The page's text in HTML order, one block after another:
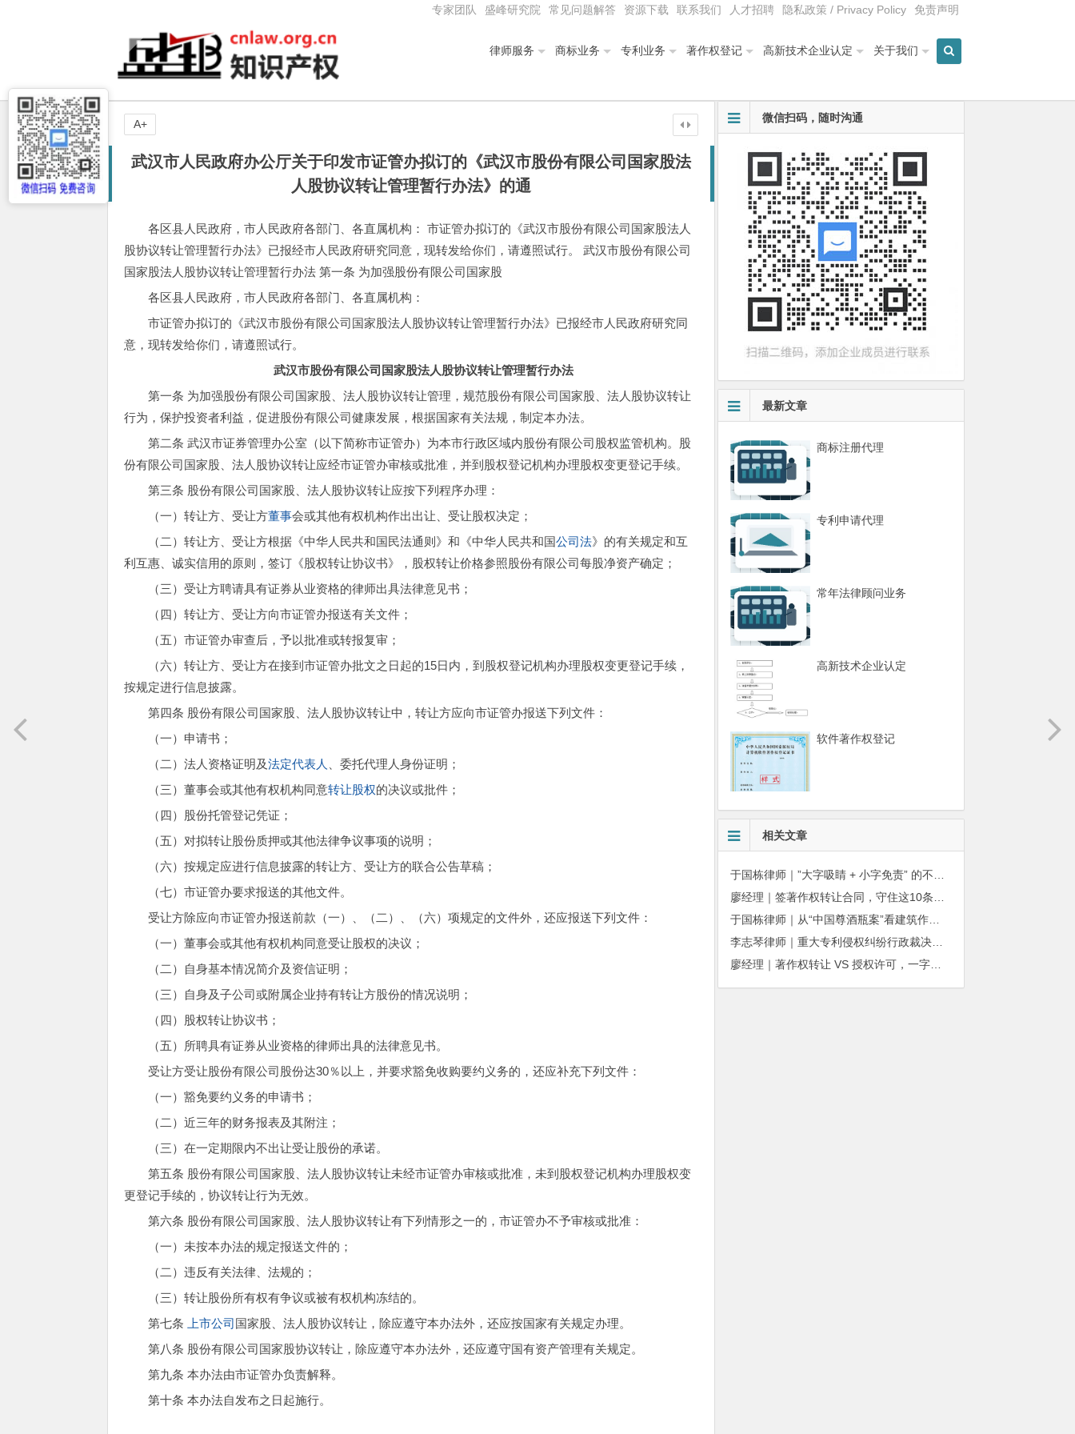
专家团队 盛峰研究院 常见问题解答 资源下载 联系我们 人才招聘 隐私政策 / Privacy Policy 免责声明
律师服务 商标业务 专利业务 著作权登记 高新技术企业认定 关于我们
武汉市人民政府办公厅关于印发市证管办拟订的《武汉市股份有限公司国家股法
人股协议转让管理暂行办法》的通
各区县人民政府，市人民政府各部门、各直属机构： 市证管办拟订的《武汉市股份有限公司国家股法人
股协议转让管理暂行办法》已报经市人民政府研究同意，现转发给你们，请遵照试行。 武汉市股份有限公司
国家股法人股协议转让管理暂行办法 第一条 为加强股份有限公司国家股
各区县人民政府，市人民政府各部门、各直属机构：
市证管办拟订的《武汉市股份有限公司国家股法人股协议转让管理暂行办法》已报经市人民政府研究同
意，现转发给你们，请遵照试行。
武汉市股份有限公司国家股法人股协议转让管理暂行办法
第一条 为加强股份有限公司国家股、法人股协议转让管理，规范股份有限公司国家股、法人股协议转让
行为，保护投资者利益，促进股份有限公司健康发展，根据国家有关法规，制定本办法。
第二条 武汉市证券管理办公室（以下简称市证管办）为本市行政区域内股份有限公司股权监管机构。股
份有限公司国家股、法人股协议转让应经市证管办审核或批准，并到股权登记机构办理股权变更登记手续。
第三条 股份有限公司国家股、法人股协议转让应按下列程序办理：
（一）转让方、受让方董事会或其他有权机构作出出让、受让股权决定；
（二）转让方、受让方根据《中华人民共和国民法通则》和《中华人民共和国公司法》的有关规定和互
利互惠、诚实信用的原则，签订《股权转让协议书》，股权转让价格参照股份有限公司每股净资产确定；
（三）受让方聘请具有证券从业资格的律师出具法律意见书；
（四）转让方、受让方向市证管办报送有关文件；
（五）市证管办审查后，予以批准或转报复审；
（六）转让方、受让方在接到市证管办批文之日起的15日内，到股权登记机构办理股权变更登记手续，
按规定进行信息披露。
第四条 股份有限公司国家股、法人股协议转让中，转让方应向市证管办报送下列文件：
（一）申请书；
（二）法人资格证明及法定代表人
、委托代理人身份证明；
（三）董事会或其他有权机构同意转让股权的决议或批件；
（四）股份托管登记凭证；
（五）对拟转让股份质押或其他法律争议事项的说明；
（六）按规定应进行信息披露的转让方、受让方的联合公告草稿；
（七）市证管办要求报送的其他文件。
受让方除应向市证管办报送前款（一）、（二）、（六）项规定的文件外，还应报送下列文件：
（一）董事会或其他有权机构同意受让股权的决议；
（二）自身基本情况简介及资信证明；
（三）自身及子公司或附属企业持有转让方股份的情况说明；
（四）股权转让协议书；
（五）所聘具有证券从业资格的律师出具的法律意见书。
受让方受让股份有限公司股份达30％以上，并要求豁免收购要约义务的，还应补充下列文件：
（一）豁免要约义务的申请书；
（二）近三年的财务报表及其附注；
（三）在一定期限内不出让受让股份的承诺。
第五条 股份有限公司国家股、法人股协议转让未经市证管办审核或批准，未到股权登记机构办理股权变
更登记手续的，协议转让行为无效。
第六条 股份有限公司国家股、法人股协议转让有下列情形之一的，市证管办不予审核或批准：
（一）未按本办法的规定报送文件的；
（二）违反有关法律、法规的；
（三）转让股份所有权有争议或被有权机构冻结的。
第七条
上市公司国家股、法人股协议转让，除应遵守本办法外，还应按国家有关规定办理。
第八条 股份有限公司国家股协议转让，除应遵守本办法外，还应遵守国有资产管理有关规定。
第九条 本办法由市证管办负责解释。
第十条 本办法自发布之日起施行。
A+ 微信扫码，随时沟通
最新文章
商标注册代理
专利申请代理
常年法律顾问业务
高新技术企业认定
软件著作权登记
相关文章
于国栋律师｜从“中国尊酒瓶案”看建筑作品著作权保护的司法边界与商用合规
李志琴律师｜重大专利侵权纠纷行政裁决：适用情形与办理规则详解
廖经理｜著作权转让 VS 授权许可，一字之差，权益天壤之别